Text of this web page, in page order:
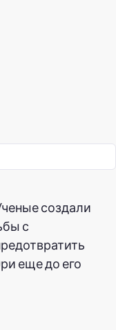
создали
с
еще до его